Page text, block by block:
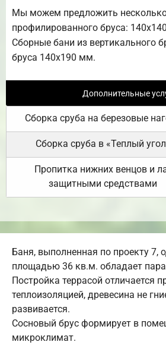
Мы можем предложить
профилированного бруса:
Сборные бани из вертикального
бруса 140х190 мм.
Дополнительные
Сборка сруба на березовые
Сборка сруба в «Теплый
Пропитка нижних венцов и
защитными средствами
Баня, выполненная по проекту 7,
площадью 36 кв.м. обладает
Постройка террасой отличается
теплоизоляцией, древесина не
развивается.
Сосновый брус формирует в
микроклимат.